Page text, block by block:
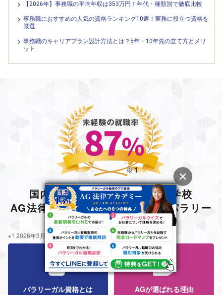
【2026年】事務職の平均年収は353万円！年代・種類別で徹底比較
事務職におすすめの人気の資格ランキング10選！実務に役立つ資格を
厳選
事務職のキャリアプラン設計方法とは？5年・10年先の立て方とメリ
ット
※1 2026年3月現在、就職対策利用者比
国内唯一のパラリーガル専門学校
AG法律アカデミーで未経験からパラリー
ガルに
パラリーガル資格とは AGが選ばれる理由